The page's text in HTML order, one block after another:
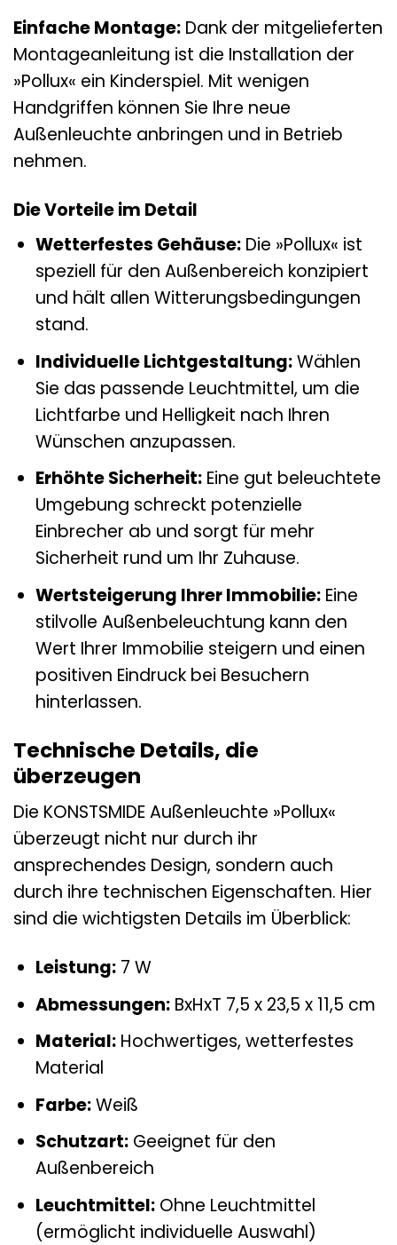
Einfache Montage: Dank der mitgelieferten
Montageanleitung ist die Installation der
»Pollux« ein Kinderspiel. Mit wenigen
Handgriffen können Sie Ihre neue
Außenleuchte anbringen und in Betrieb
nehmen.
Die Vorteile im Detail
Wetterfestes Gehäuse:Die »Pollux« ist
speziell für den Außenbereich konzipiert
und hält allen Witterungsbedingungen
stand.
Individuelle Lichtgestaltung:Wählen
Sie das passende Leuchtmittel, um die
Lichtfarbe und Helligkeit nach Ihren
Wünschen anzupassen.
Erhöhte Sicherheit:Eine gut beleuchtete
Umgebung schreckt potenzielle
Einbrecher ab und sorgt für mehr
Sicherheit rund um Ihr Zuhause.
Wertsteigerung Ihrer Immobilie:Eine
stilvolle Außenbeleuchtung kann den
Wert Ihrer Immobilie steigern und einen
positiven Eindruck bei Besuchern
hinterlassen.
Technische Details, die
überzeugen
Die KONSTSMIDE Außenleuchte »Pollux«
überzeugt nicht nur durch ihr
ansprechendes Design, sondern auch
durch ihre technischen Eigenschaften. Hier
sind die wichtigsten Details im Überblick:
Leistung:7 W
Abmessungen:BxHxT 7,5 x 23,5 x 11,5 cm
Material:Hochwertiges, wetterfestes
Material
Farbe:Weiß
Schutzart:Geeignet für den
Außenbereich
Leuchtmittel:Ohne Leuchtmittel
(ermöglicht individuelle Auswahl)